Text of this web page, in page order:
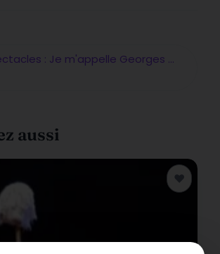
: Je m'appelle Georges ...
aussi
♥
Ajouter